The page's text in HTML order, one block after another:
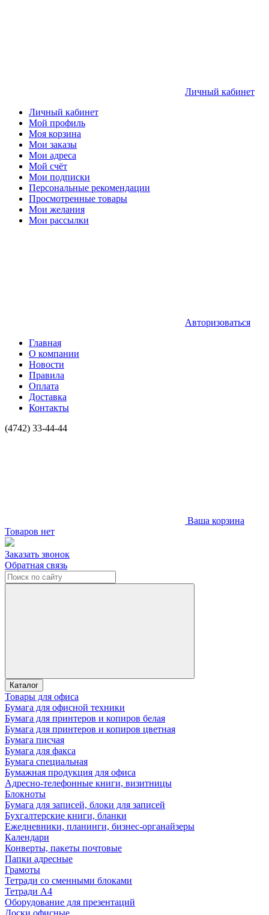
Личный кабинет
Личный кабинет
Мой профиль
Моя корзина
Мои заказы
Мои адреса
Мой счёт
Мои подписки
Персональные рекомендации
Просмотренные товары
Мои желания
Мои рассылки
Авторизоваться
Главная
О компании
Новости
Правила
Оплата
Доставка
Контакты
(4742) 33-44-44
Ваша корзина
Товаров нет
Заказать звонок
Обратная связь
Каталог
Товары для офиса
Бумага для офисной техники
Бумага для принтеров и копиров белая
Бумага для принтеров и копиров цветная
Бумага писчая
Бумага для факса
Бумага специальная
Бумажная продукция для офиса
Адресно-телефонные книги, визитницы
Блокноты
Бумага для записей, блоки для записей
Бухгалтерские книги, бланки
Ежедневники, планинги, бизнес-органайзеры
Календари
Конверты, пакеты почтовые
Папки адресные
Грамоты
Тетради со сменными блоками
Тетради А4
Оборудование для презентаций
Доски офисные